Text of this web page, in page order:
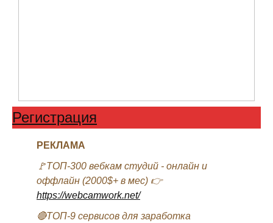
Регистрация
РЕКЛАМА
🚩ТОП-300 вебкам студий - онлайн и
оффлайн (2000$+ в мес) 👉
https://webcamwork.net/
🔴ТОП-9 сервисов для заработка